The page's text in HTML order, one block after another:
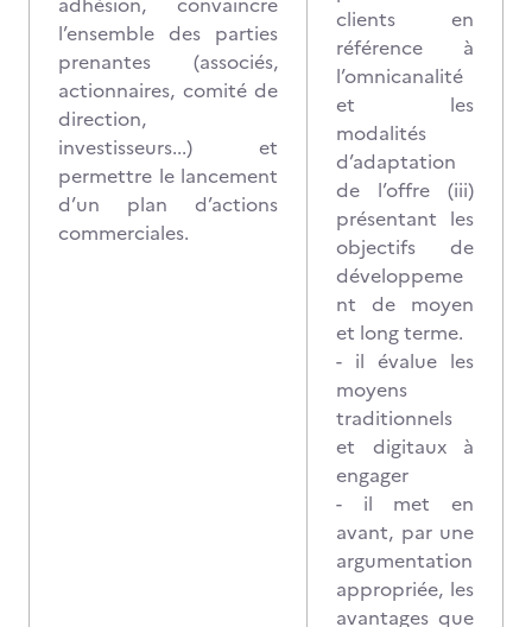
l’ensemble des parties
prenantes (associés,
actionnaires, comité de
direction,
investisseurs...) et
permettre le lancement
d’un plan d’actions
commerciales.
clients en
référence à
l’omnicanalité
et les
modalités
d’adaptation
de l’offre (iii)
présentant les
objectifs de
développeme
nt de moyen
et long terme.
- il évalue les
moyens
traditionnels
et digitaux à
engager
- il met en
avant, par une
argumentation
appropriée, les
avantages que